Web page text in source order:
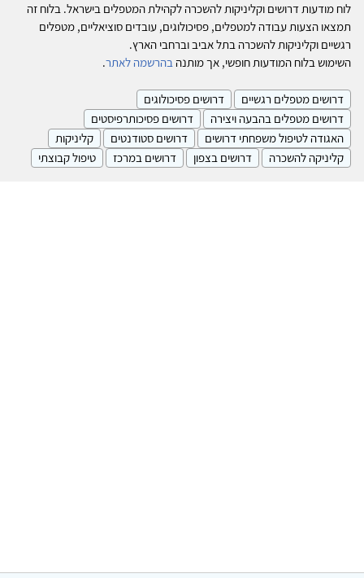
לוח מודעות דרושים וקליניקות להשכרה לקהילת המטפלים בישראל. בלוח זה
תמצאו הצעות עבודה למטפלים, פסיכולוגים, עובדים סוציאליים, מטפלים
רגשיים וקליניקות להשכרה בתל אביב וברחבי הארץ.
השימוש בלוח המודעות חופשי, אך מותנה בהרשמה לאתר.
דרושים מטפלים רגשיים
דרושים פסיכולוגים
דרושים מטפלים בהבעה ויצירה
דרושים פסיכותרפיסטים
האגודה לטיפול משפחתי דרושים
דרושים סטודנטים
קליניקות
קליניקה להשכרה
דרושים בצפון דרושים במרכז טיפול קבוצתי